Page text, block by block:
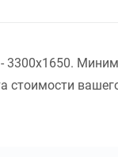
3300x1650.